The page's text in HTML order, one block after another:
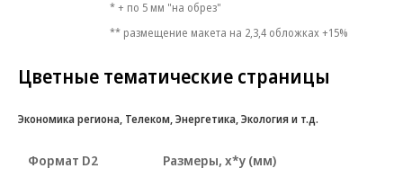
* + по 5 мм "на обрез"
** размещение макета на 2,3,4 обложках +15%
Цветные тематические страницы
Экономика региона, Телеком, Энергетика, Экология и т.д.
Формат D2 Размеры, х*у (мм)